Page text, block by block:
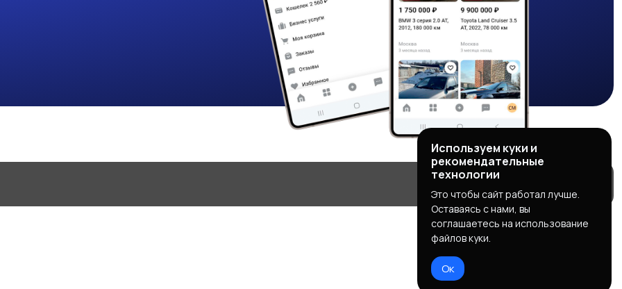
Используем куки и
рекомендательные
технологии
Это чтобы сайт работал лучше.
Оставаясь с нами, вы
соглашаетесь на использование
файлов куки.
Ок